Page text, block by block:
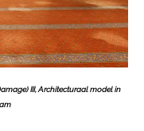
III, Architecturaal model in